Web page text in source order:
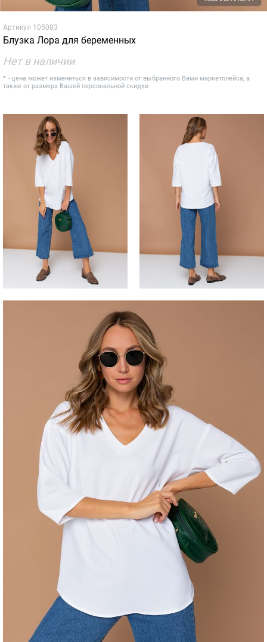
Артикул 105083
Блузка Лора для беременных
Нет в наличии
* - цена может измениться в зависимости от выбранного Вами маркетплейса, а
также от размера Вашей персональной скидки